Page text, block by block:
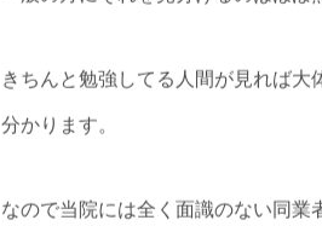
きちんと勉強してる人間が見れば
分かります。
なので当院には全く面識のない同業